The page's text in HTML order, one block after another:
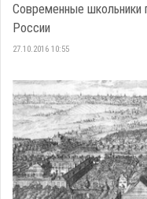
Современные школьники
России
27.10.2016 10:55